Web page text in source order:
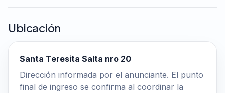
Ubicación
Santa Teresita Salta nro 20
Dirección informada por el anunciante. El punto
final de ingreso se confirma al coordinar la